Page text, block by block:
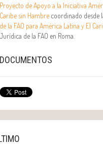
Proyecto de Apoyo a la Iniciativa
Caribe sin Hambre coordinado desde
de la FAO para América Latina y El
Jurídica de la FAO en Roma.
DOCUMENTOS